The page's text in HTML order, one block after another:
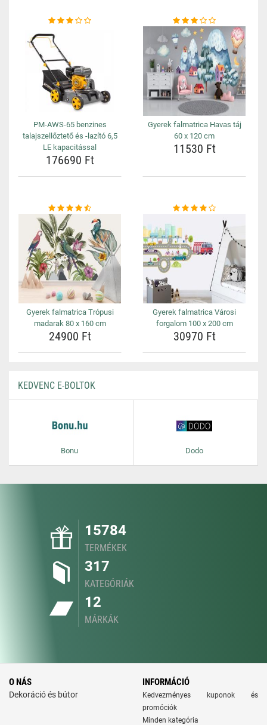
PM-AWS-65 benzines
talajszellőztető és -lazító 6,5
LE kapacitással
176690 Ft
Gyerek falmatrica Havas táj
60 x 120 cm
11530 Ft
Gyerek falmatrica Trópusi
madarak 80 x 160 cm
24900 Ft
Gyerek falmatrica Városi
forgalom 100 x 200 cm
30970 Ft
KEDVENC E-BOLTOK
Bonu Dodo
15784
TERMÉKEK
317
KATEGÓRIÁK
12
MÁRKÁK
O NÁS
Dekoráció és bútor
INFORMÁCIÓ
Kedvezményes kuponok és
promóciók
Minden kategória